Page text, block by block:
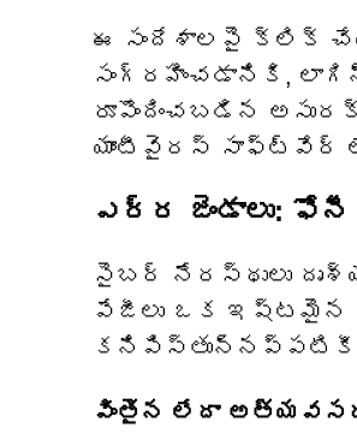
ఈ సందేశాలపై క్లిక్
సంగ్రహించడానికి,
రూపొందించబడిన
యాంటీవైరస్ సాఫ్ట్‌వేర్
ఎర్ర జెండాలు: ఫోనీ
సైబర్ నేరస్థులు
పేజీలు ఒక
వింతైన లేదా అత్యవసర